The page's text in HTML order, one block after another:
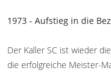
1973 - Aufstieg in die
Der Kaller SC ist wieder
die erfolgreiche Meister-